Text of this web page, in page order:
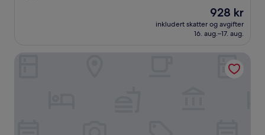
Prisen
er
928 kr
928 kr
inkludert skatter og avgifter
16. aug.–17. aug.